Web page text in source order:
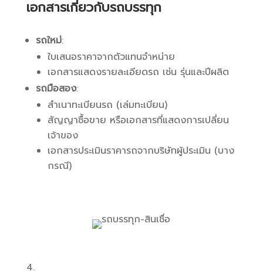
เอกสารเกี่ยวกับรถบรรทุก
รถใหม่:
ใบเสนอราคาจากตัวแทนจำหน่าย
เอกสารแสดงรายละเอียดรถ เช่น รุ่นและปีผลิต
รถมือสอง:
สำเนาทะเบียนรถ (เล่มทะเบียน)
สัญญาซื้อขาย หรือเอกสารที่แสดงการเปลี่ยน
เจ้าของ
เอกสารประเมินราคารถจากบริษัทผู้ประเมิน (บาง
กรณี)